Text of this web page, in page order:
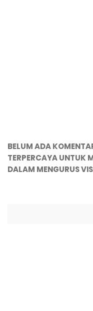
BELUM ADA
TERPERCAYA UNTUK
DALAM MENGURUS